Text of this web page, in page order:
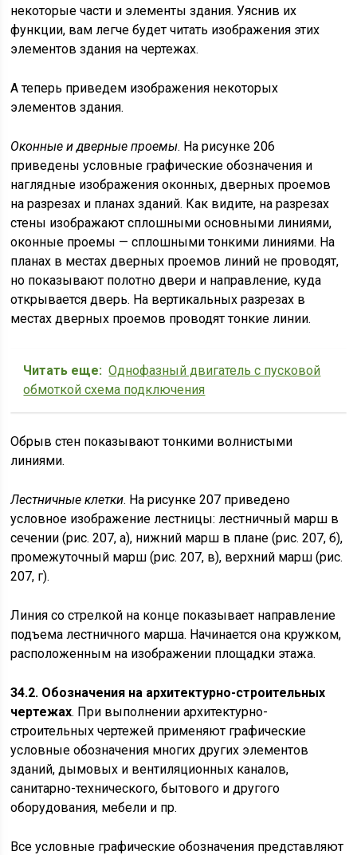
некоторые части и элементы здания. Уяснив их
функции, вам легче будет читать изображения этих
элементов здания на чертежах.
А теперь приведем изображения некоторых
элементов здания.
Оконные и дверные проемы. На рисунке 206
приведены условные графические обозначения и
наглядные изображения оконных, дверных проемов
на разрезах и планах зданий. Как видите, на разрезах
стены изображают сплошными основными линиями,
оконные проемы — сплошными тонкими линиями. На
планах в местах дверных проемов линий не проводят,
но показывают полотно двери и направление, куда
открывается дверь. На вертикальных разрезах в
местах дверных проемов проводят тонкие линии.
Читать еще: Однофазный двигатель с пусковой
обмоткой схема подключения
Обрыв стен показывают тонкими волнистыми
линиями.
Лестничные клетки. На рисунке 207 приведено
условное изображение лестницы: лестничный марш в
сечении (рис. 207, а), нижний марш в плане (рис. 207, б),
промежуточный марш (рис. 207, в), верхний марш (рис.
207, г).
Линия со стрелкой на конце показывает направление
подъема лестничного марша. Начинается она кружком,
расположенным на изображении площадки этажа.
34.2. Обозначения на архитектурно-строительных
чертежах. При выполнении архитектурно-
строительных чертежей применяют графические
условные обозначения многих других элементов
зданий, дымовых и вентиляционных каналов,
санитарно-технического, бытового и другого
оборудования, мебели и пр.
Все условные графические обозначения представляют